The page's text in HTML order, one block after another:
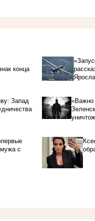
конца
Запад
«Важно
с